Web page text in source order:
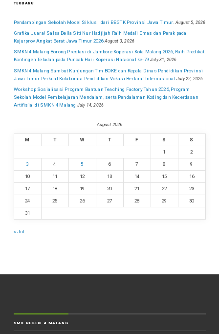
TERBARU
Pendampingan Sekolah Model Siklus I dari BBGTK Provinsi Jawa Timur. August 5, 2026
Grafika Juara! Salsa Bella Siti Nur Hadjijah Raih Medali Emas dan Perak pada
Kejurprov Angkat Berat Jawa Timur 2026 August 3, 2026
SMKN 4 Malang Borong Prestasi di Jambore Koperasi Kota Malang 2026, Raih Predikat
Kontingen Teladan pada Puncak Hari Koperasi Nasional ke-79 July 31, 2026
SMKN 4 Malang Sambut Kunjungan Tim BOKE dan Kepala Dinas Pendidikan Provinsi
Jawa Timur Perkuat Kolaborasi Pendidikan Vokasi Bertaraf Internasional July 22, 2026
Workshop Sosialisasi Program Bantuan Teaching Factory Tahun 2026, Program
Sekolah Model Pembelajaran Mendalam, serta Pendalaman Koding dan Kecerdasan
Artifisial di SMKN 4 Malang July 14, 2026
August 2026
M T W T F S S
1 2
3 4 5 6 7 8 9
10 11 12 13 14 15 16
17 18 19 20 21 22 23
24 25 26 27 28 29 30
31
« Jul
SMK NEGERI 4 MALANG